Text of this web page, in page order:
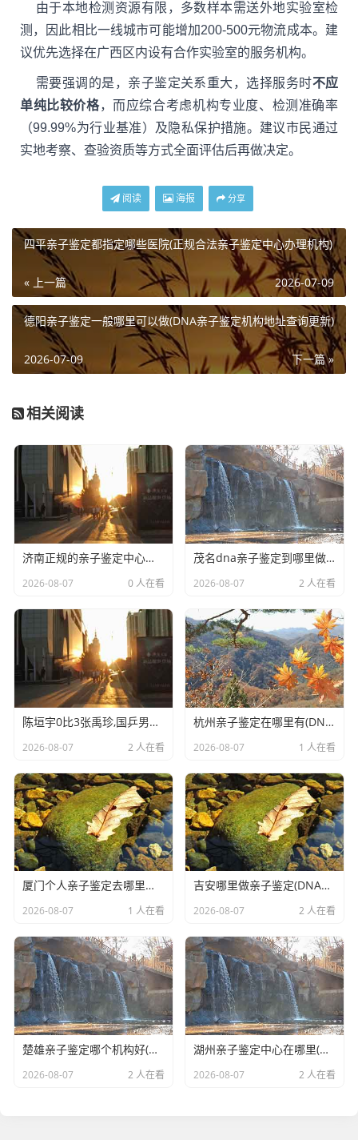
由于本地检测资源有限，多数样本需送外地实验室检
测，因此相比一线城市可能增加200-500元物流成本。建
议优先选择在广西区内设有合作实验室的服务机构。
需要强调的是，亲子鉴定关系重大，选择服务时不应
单纯比较价格，而应综合考虑机构专业度、检测准确率
（99.99%为行业基准）及隐私保护措施。建议市民通过
实地考察、查验资质等方式全面评估后再做决定。
阅读 海报 分享
四平亲子鉴定都指定哪些医院(正规合法亲子鉴定中心办理机构)
« 上一篇 2026-07-09
德阳亲子鉴定一般哪里可以做(DNA亲子鉴定机构地址查询更新)
下一篇 »
2026-07-09
相关阅读
济南正规的亲子鉴定中心机构有哪些(司法亲子鉴定手续和流程)
2026-08-07 0 人在看
茂名dna亲子鉴定到哪里做(正规亲子鉴定机构地址指南)
2026-08-07 2 人在看
陈垣宇0比3张禹珍,国乒男单横滨冠军赛全军覆没
2026-08-07 2 人在看
杭州亲子鉴定在哪里有(DNA亲子鉴定多少钱)
2026-08-07 1 人在看
厦门个人亲子鉴定去哪里做(DNA亲子鉴定结果需要多长时间)
2026-08-07 1 人在看
吉安哪里做亲子鉴定(DNA亲子鉴定多少钱)
2026-08-07 2 人在看
楚雄亲子鉴定哪个机构好(做亲子鉴定需要些什么材料)
2026-08-07 2 人在看
湖州亲子鉴定中心在哪里(本地DNA亲子鉴定哪家威信)
2026-08-07 2 人在看